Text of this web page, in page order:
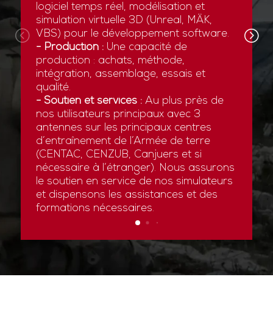
logiciel temps réel, modélisation et
simulation virtuelle 3D (Unreal, MÄK,
VBS) pour le développement software.
- Production :Une capacité de
production : achats, méthode,
intégration, assemblage, essais et
qualité.
- Soutien et services :Au plus près de
nos utilisateurs principaux avec 3
antennes sur les principaux centres
d’entraînement de l’Armée de terre
(CENTAC, CENZUB, Canjuers et si
nécessaire à l’étranger). Nous assurons
le soutien en service de nos simulateurs
et dispensons les assistances et des
formations nécessaires.